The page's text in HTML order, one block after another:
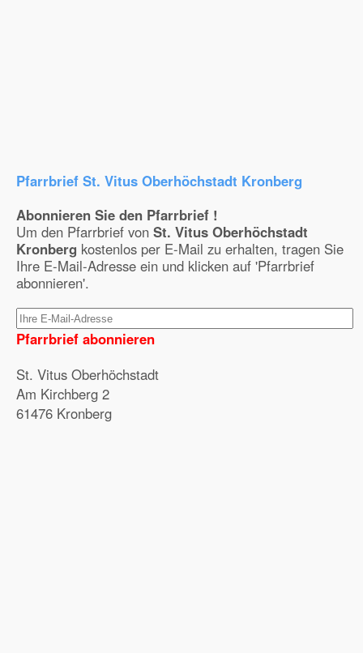
Pfarrbrief St. Vitus Oberhöchstadt Kronberg
Abonnieren Sie den Pfarrbrief !
Um den Pfarrbrief von St. Vitus Oberhöchstadt
Kronberg kostenlos per E-Mail zu erhalten, tragen Sie
Ihre E-Mail-Adresse ein und klicken auf 'Pfarrbrief
abonnieren'.
Pfarrbrief abonnieren
St. Vitus Oberhöchstadt
Am Kirchberg 2
61476 Kronberg